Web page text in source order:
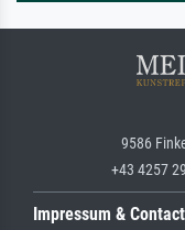
9586
+43 4257
Impressum & Contact